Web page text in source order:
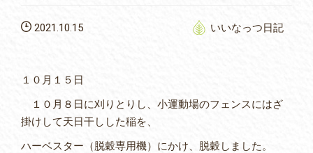
いなつについて
いいなっつ日記
2021.10.15
１０月１５日
１０月８日に刈りとりし、小運動場のフェンスにはざ
掛けして天日干しした稲を、
ハーベスター（脱穀専用機）にかけ、脱穀しました。